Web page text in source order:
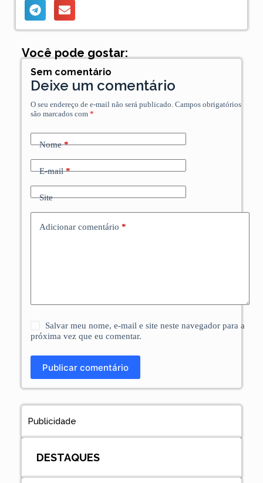
Você pode gostar:
Sem comentário
Deixe um comentário
O seu endereço de e-mail não será publicado. Campos obrigatórios
são marcados com *
Nome*
E-mail*
Site
Adicionar comentário *
Salvar meu nome, e-mail e site neste navegador para a
próxima vez que eu comentar.
Publicar comentário
Publicidade
DESTAQUES